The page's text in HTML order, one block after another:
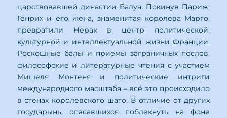
царствовавшей династии Валуа. Покинув Париж,
Генрих и его жена, знаменитая королева Марго,
превратили Нерак в центр политической,
культурной и интеллектуальной жизни Франции.
Роскошные балы и приёмы заграничных послов,
философские и литературные чтения с участием
Мишеля Монтеня и политические интриги
международного масштаба – всё это происходило
в стенах королевского шато. В отличие от других
государынь, опасавшихся поблекнуть на фоне